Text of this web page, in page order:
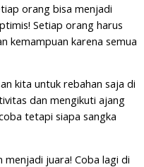
orang bisa menjadi
Setiap orang harus
kemampuan karena semua
kita untuk rebahan saja di
dan mengikuti ajang
tetapi siapa sangka
menjadi juara! Coba lagi di